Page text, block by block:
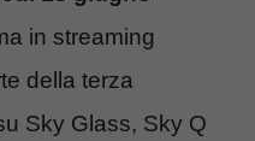
in streaming
della terza
Sky Glass, Sky Q